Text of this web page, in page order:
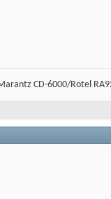
CD-6000/Rotel